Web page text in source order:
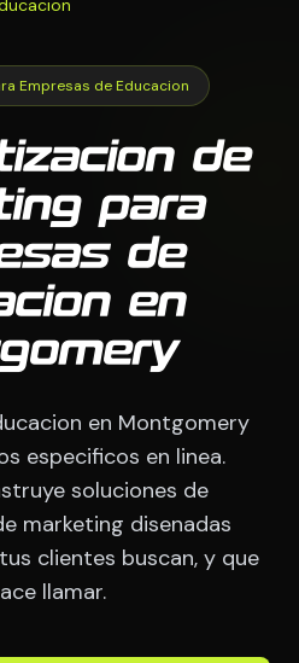
Empresas de Educacion
de
para
de
en
en Montgomery
especificos en linea.
soluciones de
marketing disenadas
clientes buscan, y que
llamar.